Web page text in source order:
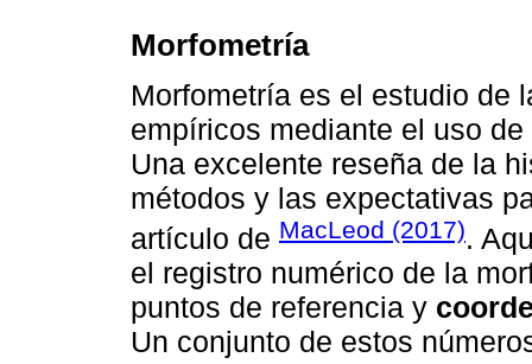
Morfometría
Morfometría es el estudio de
empíricos mediante el uso
Una excelente reseña de la
métodos y las expectativas
artículo de MacLeod (2017).
el registro numérico de la
puntos de referencia y
Un conjunto de estos